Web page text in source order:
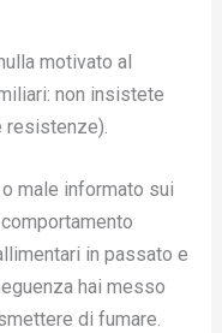
motivato al
non insistete
male informato sui
in passato e
hai messo
di fumare.